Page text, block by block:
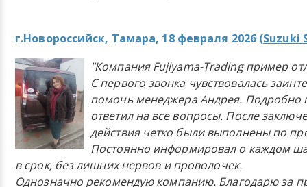
г.Новороссийск, Тамара, 18 февраля 2026 (Suzuki
"Компания Fujiyama-Trading пример
С первого звонка чувствовалась
помочь менеджера Андрея. Подробно
ответил на все вопросы. После
действия четко были выполнены по
Постоянно информировал о каждом
в срок, без лишних нервов и проволочек.
Однозначно рекомендую компанию. Благодарю за